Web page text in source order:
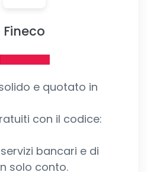
Fineco
e quotato in
con il codice:
bancari e di
solo conto.